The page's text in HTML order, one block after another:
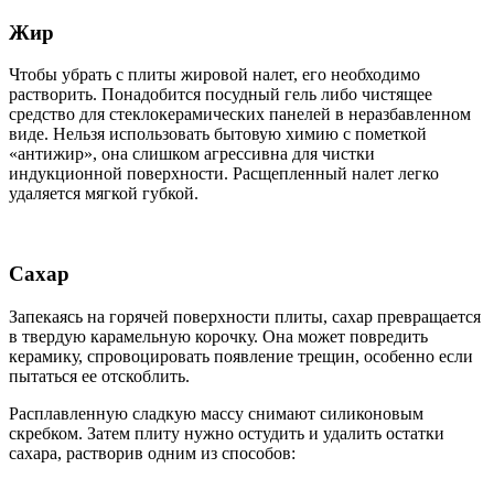
Жир
Чтобы убрать с плиты жировой налет, его необходимо
растворить. Понадобится посудный гель либо чистящее
средство для стеклокерамических панелей в неразбавленном
виде. Нельзя использовать бытовую химию с пометкой
«антижир», она слишком агрессивна для чистки
индукционной поверхности. Расщепленный налет легко
удаляется мягкой губкой.
Сахар
Запекаясь на горячей поверхности плиты, сахар превращается
в твердую карамельную корочку. Она может повредить
керамику, спровоцировать появление трещин, особенно если
пытаться ее отскоблить.
Расплавленную сладкую массу снимают силиконовым
скребком. Затем плиту нужно остудить и удалить остатки
сахара, растворив одним из способов: